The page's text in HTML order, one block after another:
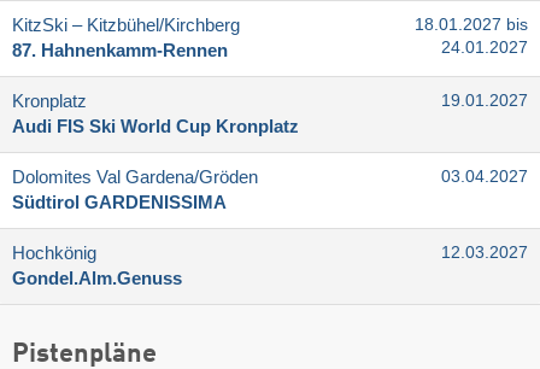
KitzSki – Kitzbühel/​Kirchberg
87. Hahnenkamm-Rennen
18.01.2027 bis
24.01.2027
Kronplatz
Audi FIS Ski World Cup Kronplatz
19.01.2027
Dolomites Val Gardena/​Gröden
Südtirol GARDENISSIMA
03.04.2027
Hochkönig
Gondel.Alm.Genuss
12.03.2027
Pistenpläne